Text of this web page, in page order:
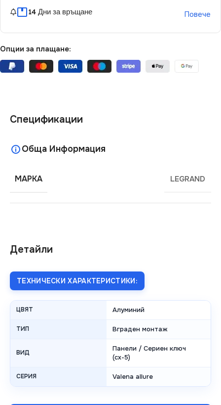
14 Дни за връщане Повече
Опции за плащане:
Детайли
ТЕХНИЧЕСКИ ХАРАКТЕРИСТИКИ:
ЦВЯТ Алуминий
ТИП Вграден монтаж
ВИД
Панели / Сериен ключ
(сх-5)
СЕРИЯ Valena allure
Спецификации
Обща Информация
МАРКА LEGRAND